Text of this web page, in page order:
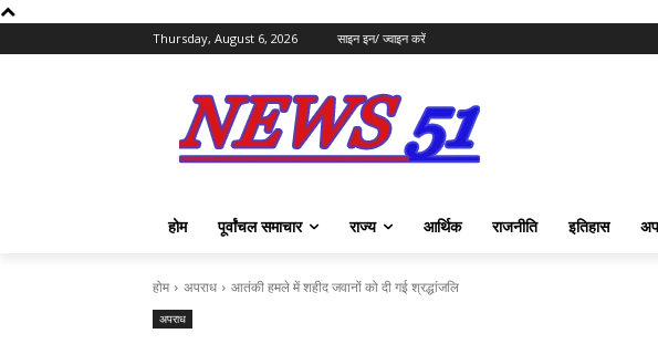
Thursday, August 6, 2026 साइन इन/ ज्वाइन करें
होम पूर्वांचल समाचार राज्य आर्थिक राजनीति इतिहास
होम अपराध आतंकी हमले में शहीद जवानों को दी गई श्रद्धांजलि
अपराध